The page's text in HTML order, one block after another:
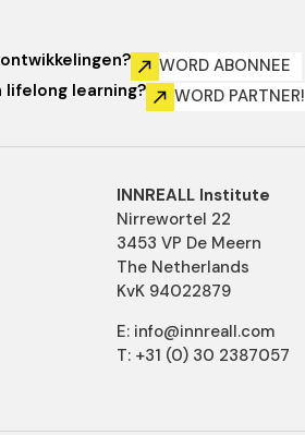
WORD ABONNEE
learning?
WORD PARTNER!
INNREALL Institute
Nirrewortel 22
3453 VP De Meern
The Netherlands
KvK 94022879
E: info@innreall.com
T: +31 (0) 30 2387057